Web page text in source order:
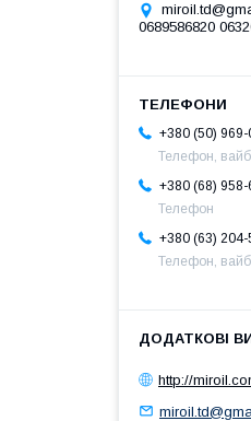
0689586820
+380 (50) 969-
Телефон,
+380 (68) 958-
Телефон
+380 (63) 204-
Телефон,
http://